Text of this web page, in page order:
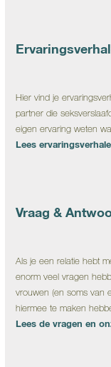
Hier vind je
partner die
eigen ervaring weten
Lees
Vraag &
Als je een relatie hebt
enorm veel vragen
vrouwen (en soms van
hiermee te maken
Lees de vragen en